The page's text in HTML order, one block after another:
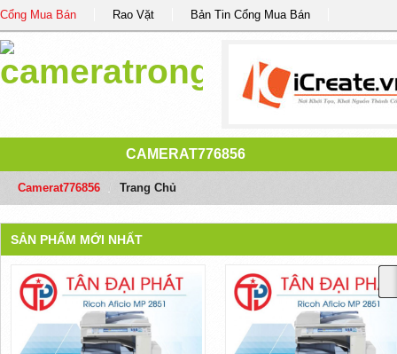
Cổng Mua Bán Rao Vặt Bản Tin Cổng Mua Bán
CAMERAT776856
Camerat776856 Trang Chủ
SẢN PHẨM MỚI NHẤT